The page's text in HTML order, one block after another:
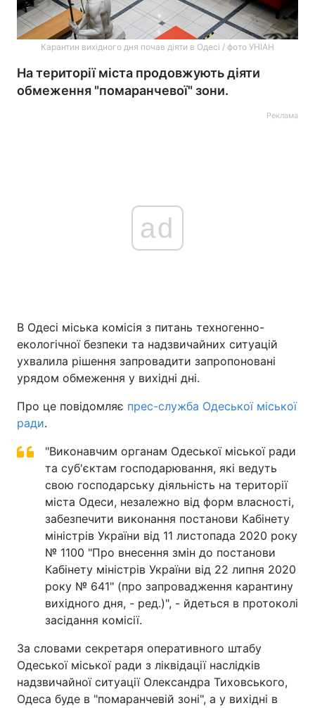
Карантин вихідного дня почав діяти в Одесі / фото УНІАН
На території міста продовжують діяти
обмеження "помаранчевої" зони.
Реклама
ad
В Одесі міська комісія з питань техногенно-
екологічної безпеки та надзвичайних ситуацій
ухвалила рішення запровадити запропоновані
урядом обмеження у вихідні дні.
Про це повідомляє прес-служба Одеської міської
ради.
"Виконавчим органам Одеської міської ради
та суб'єктам господарювання, які ведуть
свою господарську діяльність на території
міста Одеси, незалежно від форм власності,
забезпечити виконання постанови Кабінету
міністрів України від 11 листопада 2020 року
№ 1100 "Про внесення змін до постанови
Кабінету міністрів України від 22 липня 2020
року № 641" (про запровадження карантину
вихідного дня, - ред.)", - йдеться в протоколі
засідання комісії.
За словами секретаря оперативного штабу
Одеської міської ради з ліквідації наслідків
надзвичайної ситуації Олександра Тиховського,
Одеса буде в "помаранчевій зоні", а у вихідні в